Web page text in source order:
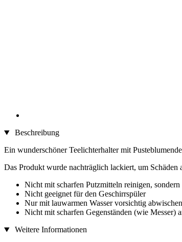
Beschreibung
Ein wunderschöner Teelichterhalter mit
Das Produkt wurde nachträglich lackiert, um Schäden
Nicht mit scharfen Putzmitteln reinigen,
Nicht geeignet für den Geschirrspüler
Nur mit lauwarmen Wasser vorsichtig abwischen
Nicht mit scharfen Gegenständen (wie Messer)
Weitere Informationen